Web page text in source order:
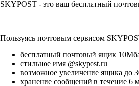
SKYPOST - это ваш бесплатный
Пользуясь почтовым сервисом
бесплатный почтовый ящик
стильное имя @skypost.ru
возможное увеличение ящика до
хранение сообщений в течение 6